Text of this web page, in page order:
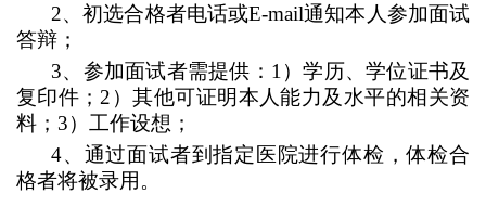
2、初选合格者电话或E-mail通知本人参加面试
答辩；
3、参加面试者需提供：1）学历、学位证书及
复印件；2）其他可证明本人能力及水平的相关资
料；3）工作设想；
4、通过面试者到指定医院进行体检，体检合
格者将被录用。